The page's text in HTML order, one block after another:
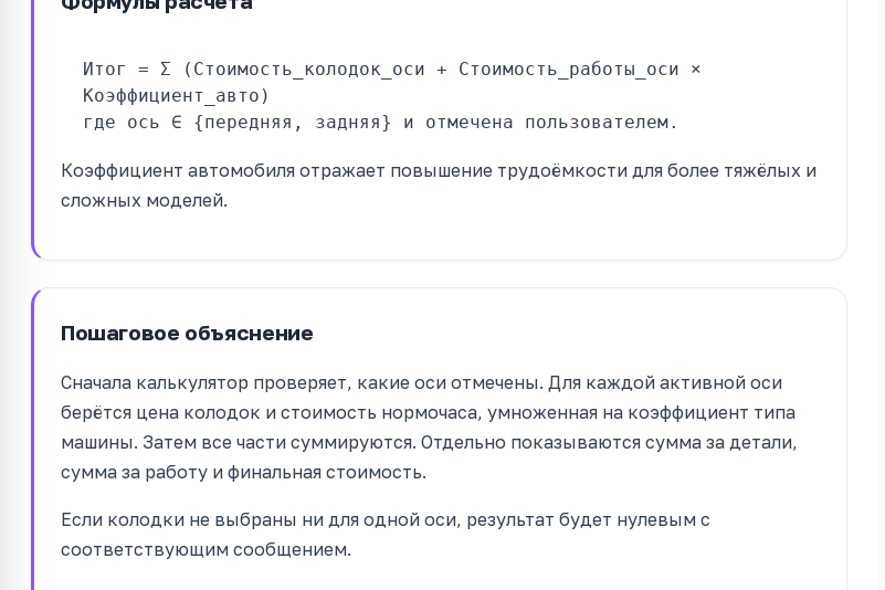
Итог = Σ (Стоимость_колодок_оси + Стоимость_работы_оси ×
Коэффициент_авто)
где ось ∈ {передняя, задняя} и отмечена пользователем.
Коэффициент автомобиля отражает повышение трудоёмкости для более тяжёлых и
сложных моделей.
Пошаговое объяснение
Сначала калькулятор проверяет, какие оси отмечены. Для каждой активной оси
берётся цена колодок и стоимость нормочаса, умноженная на коэффициент типа
машины. Затем все части суммируются. Отдельно показываются сумма за детали,
сумма за работу и финальная стоимость.
Если колодки не выбраны ни для одной оси, результат будет нулевым с
соответствующим сообщением.